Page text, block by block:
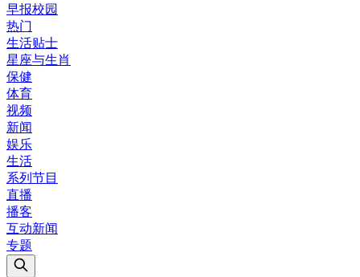
早报校园
热门
生活贴士
星座与生肖
保健
体育
视频
新闻
娱乐
生活
系列节目
直播
播客
互动新闻
专题